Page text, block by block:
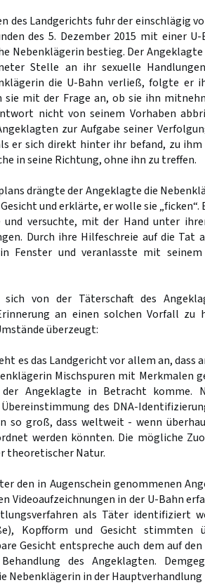
des Landgerichts fuhr der einschlägig
des 5. Dezember 2015 mit einer
Nebenklägerin bestieg. Der Angeklagte
Stelle an ihr sexuelle
die U-Bahn verließ, folgte er
sie mit der Frage an, ob sie ihn
nicht von seinem Vorhaben
zur Aufgabe seiner
er sich direkt hinter ihr befand, zu
in seine Richtung, ohne ihn zu treffen.
drängte der Angeklagte die
und erklärte, er wolle sie
und versuchte, mit der Hand unter
Durch ihre Hilfeschreie auf die Tat
Fenster und veranlasste mit seinem
von der Täterschaft des
an einen solchen Vorfall zu
überzeugt:
es das Landgericht vor allem an,
Mischspuren mit Merkmalen
der Angeklagte in Betracht komme.
des DNA-
so groß, dass weltweit - wenn
werden könnten. Die mögliche
theoretischer Natur.
den in Augenschein genommenen
Videoaufzeichnungen in der U-Bahn
als Täter identifiziert
Kopfform und Gesicht stimmten
Gesicht entspreche auch dem auf
des Angeklagten.
Nebenklägerin in der